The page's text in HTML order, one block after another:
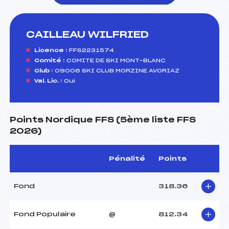
CAILLEAU WILFRIED
Licence : FFS2231574
Comité : COMITE DE SKI MONT-BLANC
Club : 09006 SKI CLUB MORZINE AVORIAZ
Val. Lic. : Oui
Points Nordique FFS (5ème liste FFS
2026)
Pénalité Points
Fond 318.36
Fond Populaire @ 812.34